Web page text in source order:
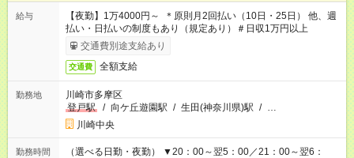
給与
【夜勤】1万4000円～ ＊原則月2回払い（10日・25日） 他、週
払い・日払いの制度もあり（規定あり）＃日収1万円以上
交通費別途支給あり
交通費 全額支給
勤務地
川崎市多摩区
登戸駅
/ 向ケ丘遊園駅 / 生田(神奈川県)駅 / …
川崎中央
勤務時間
（選べる日勤・夜勤） ▼20：00～翌5：00／21：00～翌6：